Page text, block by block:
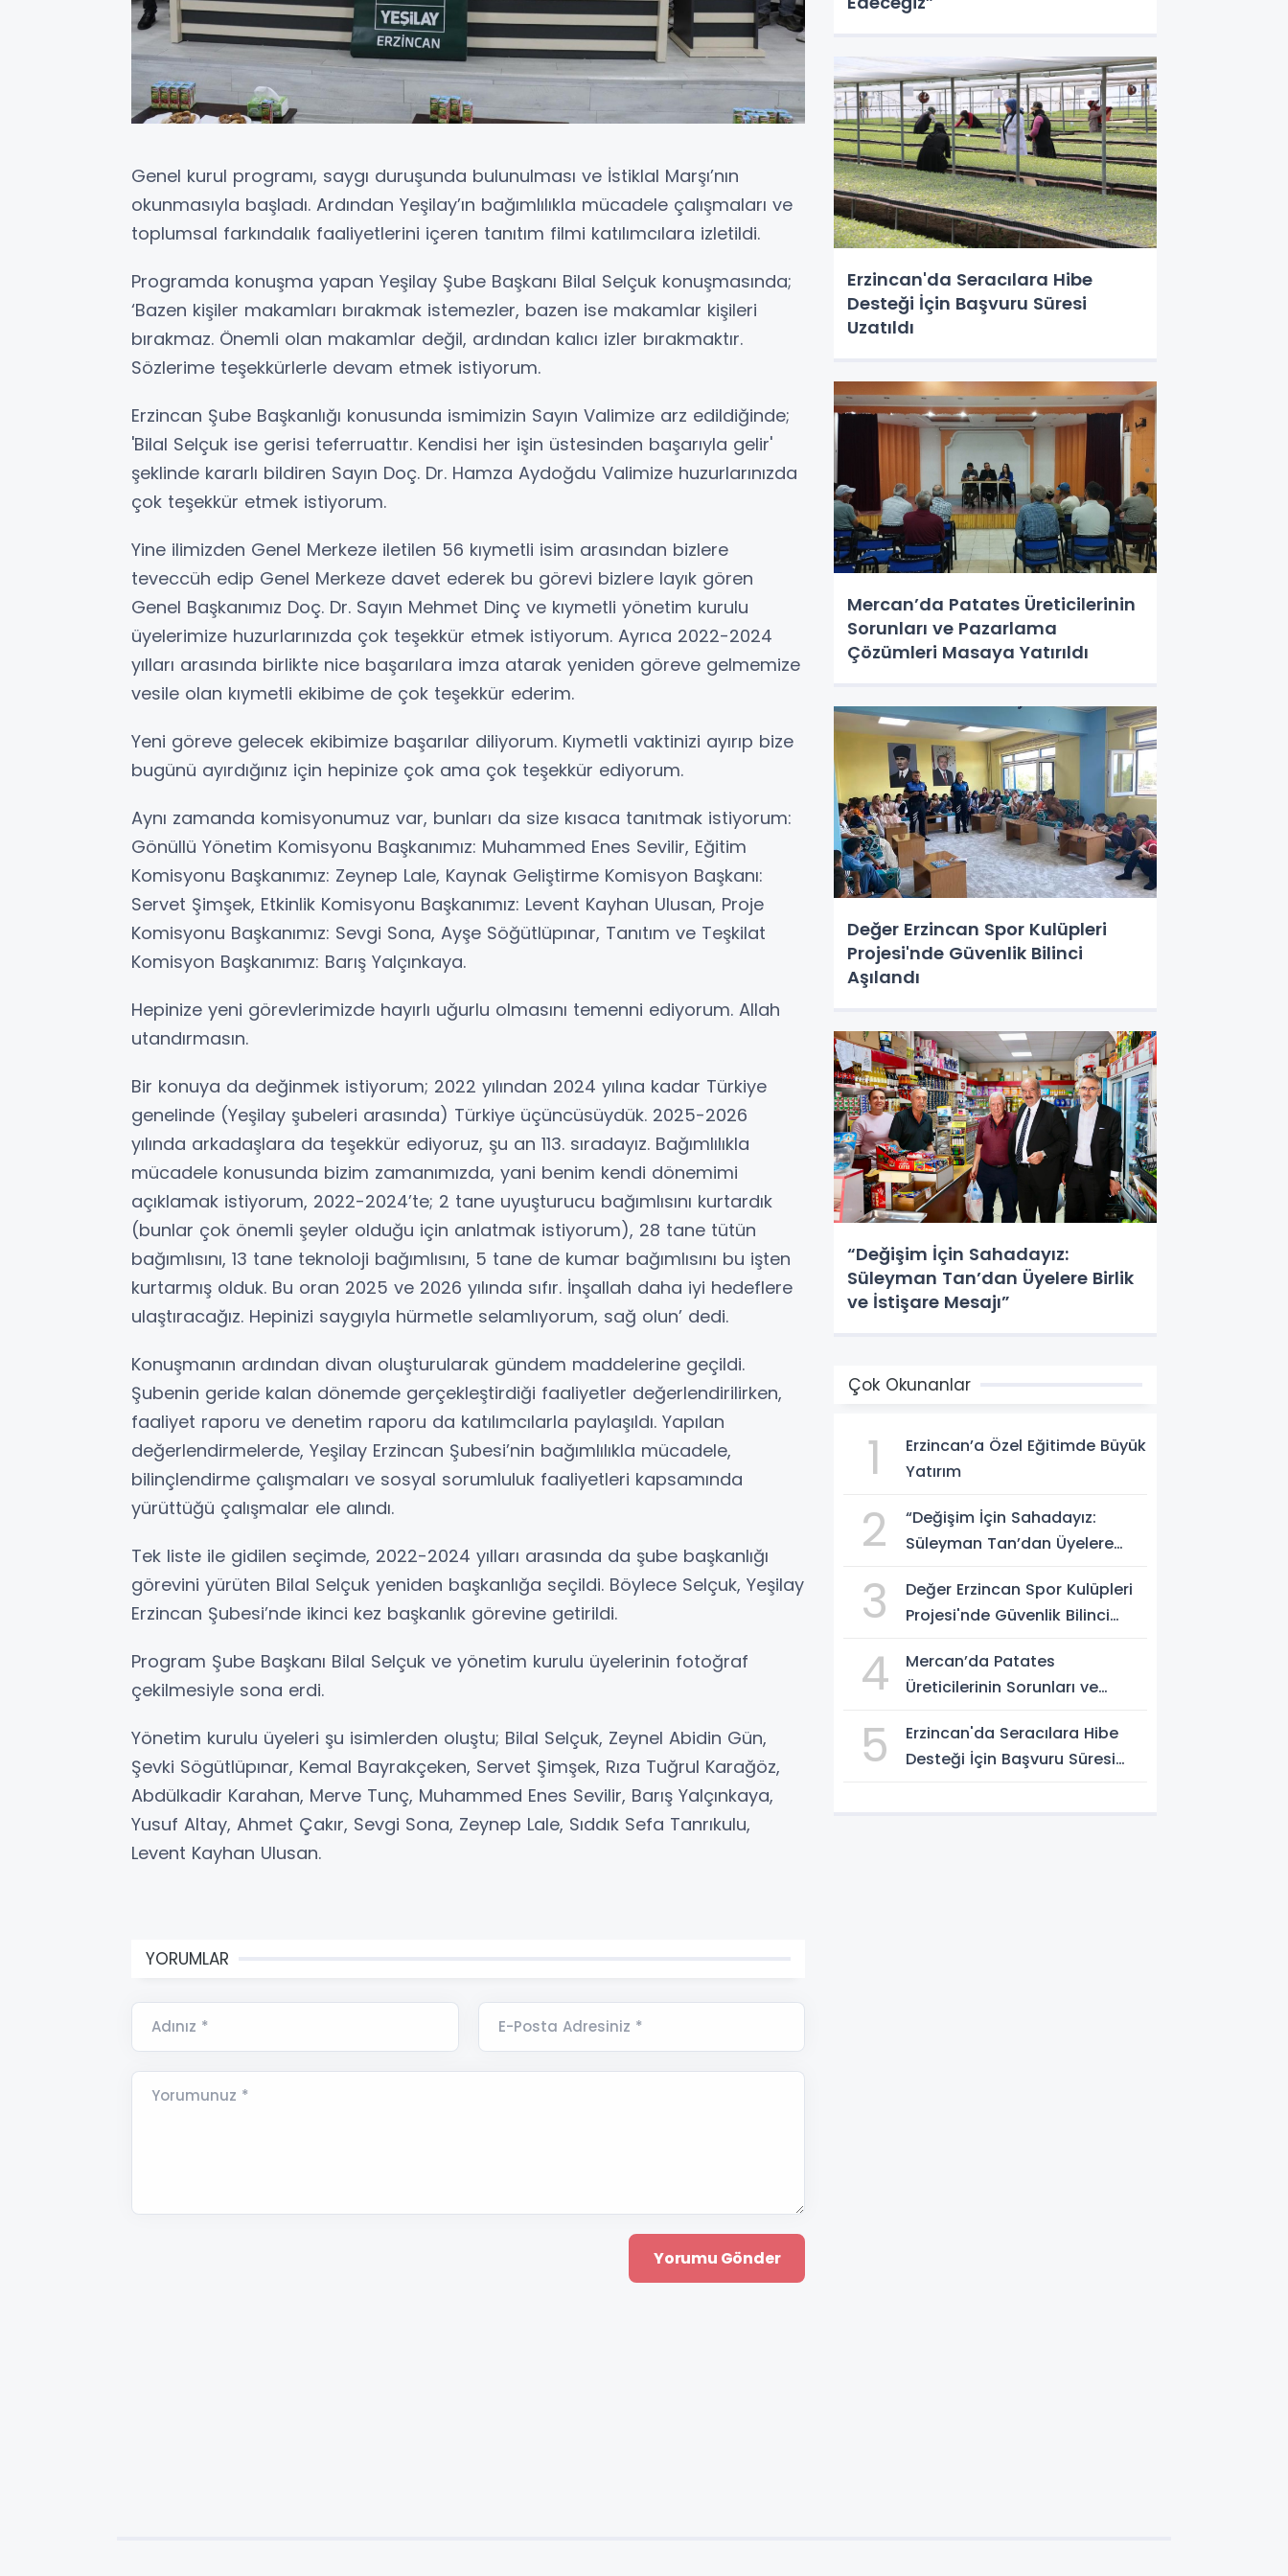
Genel kurul programı, saygı duruşunda bulunulması ve İstiklal Marşı’nın
okunmasıyla başladı. Ardından Yeşilay’ın bağımlılıkla mücadele çalışmaları ve
toplumsal farkındalık faaliyetlerini içeren tanıtım filmi katılımcılara izletildi.
Programda konuşma yapan Yeşilay Şube Başkanı Bilal Selçuk konuşmasında;
‘Bazen kişiler makamları bırakmak istemezler, bazen ise makamlar kişileri
bırakmaz. Önemli olan makamlar değil, ardından kalıcı izler bırakmaktır.
Sözlerime teşekkürlerle devam etmek istiyorum.
Erzincan Şube Başkanlığı konusunda ismimizin Sayın Valimize arz edildiğinde;
'Bilal Selçuk ise gerisi teferruattır. Kendisi her işin üstesinden başarıyla gelir'
şeklinde kararlı bildiren Sayın Doç. Dr. Hamza Aydoğdu Valimize huzurlarınızda
çok teşekkür etmek istiyorum.
Yine ilimizden Genel Merkeze iletilen 56 kıymetli isim arasından bizlere
teveccüh edip Genel Merkeze davet ederek bu görevi bizlere layık gören
Genel Başkanımız Doç. Dr. Sayın Mehmet Dinç ve kıymetli yönetim kurulu
üyelerimize huzurlarınızda çok teşekkür etmek istiyorum. Ayrıca 2022-2024
yılları arasında birlikte nice başarılara imza atarak yeniden göreve gelmemize
vesile olan kıymetli ekibime de çok teşekkür ederim.
Yeni göreve gelecek ekibimize başarılar diliyorum. Kıymetli vaktinizi ayırıp bize
bugünü ayırdığınız için hepinize çok ama çok teşekkür ediyorum.
Aynı zamanda komisyonumuz var, bunları da size kısaca tanıtmak istiyorum:
Gönüllü Yönetim Komisyonu Başkanımız: Muhammed Enes Sevilir, Eğitim
Komisyonu Başkanımız: Zeynep Lale, Kaynak Geliştirme Komisyon Başkanı:
Servet Şimşek, Etkinlik Komisyonu Başkanımız: Levent Kayhan Ulusan, Proje
Komisyonu Başkanımız: Sevgi Sona, Ayşe Söğütlüpınar, Tanıtım ve Teşkilat
Komisyon Başkanımız: Barış Yalçınkaya.
Hepinize yeni görevlerimizde hayırlı uğurlu olmasını temenni ediyorum. Allah
utandırmasın.
Bir konuya da değinmek istiyorum; 2022 yılından 2024 yılına kadar Türkiye
genelinde (Yeşilay şubeleri arasında) Türkiye üçüncüsüydük. 2025-2026
yılında arkadaşlara da teşekkür ediyoruz, şu an 113. sıradayız. Bağımlılıkla
mücadele konusunda bizim zamanımızda, yani benim kendi dönemimi
açıklamak istiyorum, 2022-2024’te; 2 tane uyuşturucu bağımlısını kurtardık
(bunlar çok önemli şeyler olduğu için anlatmak istiyorum), 28 tane tütün
bağımlısını, 13 tane teknoloji bağımlısını, 5 tane de kumar bağımlısını bu işten
kurtarmış olduk. Bu oran 2025 ve 2026 yılında sıfır. İnşallah daha iyi hedeflere
ulaştıracağız. Hepinizi saygıyla hürmetle selamlıyorum, sağ olun’ dedi.
Konuşmanın ardından divan oluşturularak gündem maddelerine geçildi.
Şubenin geride kalan dönemde gerçekleştirdiği faaliyetler değerlendirilirken,
faaliyet raporu ve denetim raporu da katılımcılarla paylaşıldı. Yapılan
değerlendirmelerde, Yeşilay Erzincan Şubesi’nin bağımlılıkla mücadele,
bilinçlendirme çalışmaları ve sosyal sorumluluk faaliyetleri kapsamında
yürüttüğü çalışmalar ele alındı.
Tek liste ile gidilen seçimde, 2022-2024 yılları arasında da şube başkanlığı
görevini yürüten Bilal Selçuk yeniden başkanlığa seçildi. Böylece Selçuk, Yeşilay
Erzincan Şubesi’nde ikinci kez başkanlık görevine getirildi.
Program Şube Başkanı Bilal Selçuk ve yönetim kurulu üyelerinin fotoğraf
çekilmesiyle sona erdi.
Yönetim kurulu üyeleri şu isimlerden oluştu; Bilal Selçuk, Zeynel Abidin Gün,
Şevki Sögütlüpınar, Kemal Bayrakçeken, Servet Şimşek, Rıza Tuğrul Karağöz,
Abdülkadir Karahan, Merve Tunç, Muhammed Enes Sevilir, Barış Yalçınkaya,
Yusuf Altay, Ahmet Çakır, Sevgi Sona, Zeynep Lale, Sıddık Sefa Tanrıkulu,
Levent Kayhan Ulusan.
YORUMLAR
Adınız * E-Posta Adresiniz *
Yorumunuz *
Erzincan'da Seracılara Hibe
Desteği İçin Başvuru Süresi
Uzatıldı
Mercan’da Patates Üreticilerinin
Sorunları ve Pazarlama
Çözümleri Masaya Yatırıldı
Değer Erzincan Spor Kulüpleri
Projesi'nde Güvenlik Bilinci
Aşılandı
“Değişim İçin Sahadayız:
Süleyman Tan’dan Üyelere Birlik
ve İstişare Mesajı”
Çok Okunanlar
1
Erzincan’a Özel Eğitimde Büyük
Yatırım
2
“Değişim İçin Sahadayız:
Süleyman Tan’dan Üyelere
3
Değer Erzincan Spor Kulüpleri
Projesi'nde Güvenlik Bilinci
4
Mercan’da Patates
Üreticilerinin Sorunları ve
Yatırıldı
5
Erzincan'da Seracılara Hibe
Desteği İçin Başvuru Süresi